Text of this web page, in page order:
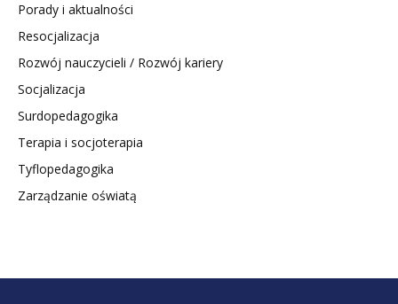
Porady i aktualności
Resocjalizacja
Rozwój nauczycieli / Rozwój kariery
Socjalizacja
Surdopedagogika
Terapia i socjoterapia
Tyflopedagogika
Zarządzanie oświatą